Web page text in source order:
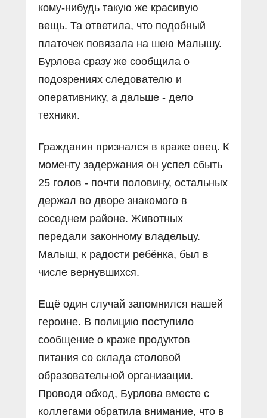
кому-нибудь такую же красивую
вещь. Та ответила, что подобный
платочек повязала на шею Малышу.
Бурлова сразу же сообщила о
подозрениях следователю и
оперативнику, а дальше - дело
техники.
Гражданин признался в краже овец. К
моменту задержания он успел сбыть
25 голов - почти половину, остальных
держал во дворе знакомого в
соседнем районе. Животных
передали законному владельцу.
Малыш, к радости ребёнка, был в
числе вернувшихся.
Ещё один случай запомнился нашей
героине. В полицию поступило
сообщение о краже продуктов
питания со склада столовой
образовательной организации.
Проводя обход, Бурлова вместе с
коллегами обратила внимание, что в